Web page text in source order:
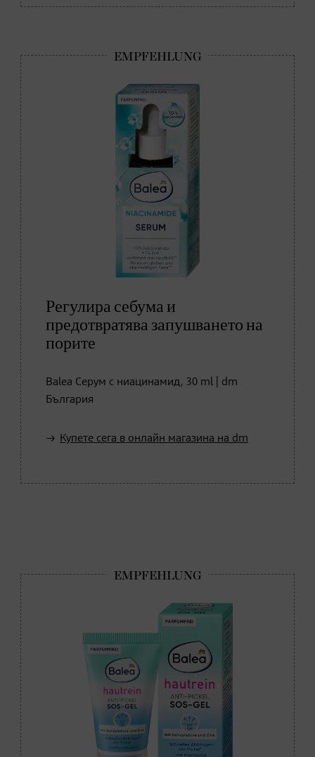
Регулира себума и
предотвратява запушването на
порите
Balea Серум с ниацинамид, 30 ml | dm
България
Купете сега в онлайн магазина на dm